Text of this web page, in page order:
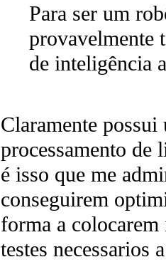
Para ser um
provavelmente
de inteligência
Claramente possui
processamento de
é isso que me
conseguirem
forma a colocarem
testes necessarios